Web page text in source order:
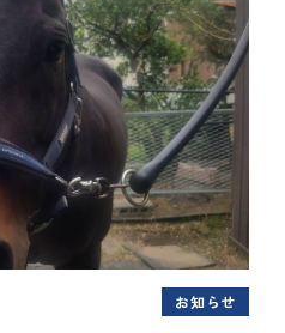
お知らせ